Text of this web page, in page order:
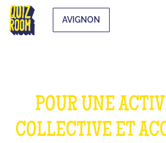
AVIGNON
POUR UNE
COLLECTIVE ET